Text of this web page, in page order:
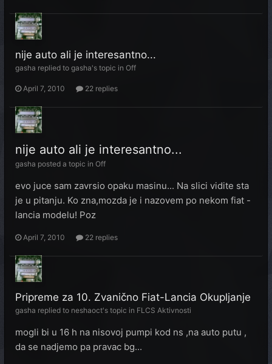
nije auto ali je interesantno...
gasha replied to gasha's topic in Off
April 7, 2010 22 replies
nije auto ali je interesantno...
gasha posted a topic in Off
evo juce sam zavrsio opaku masinu... Na slici vidite sta
je u pitanju. Ko zna,mozda je i nazovem po nekom fiat -
lancia modelu! Poz
April 7, 2010 22 replies
Pripreme za 10. Zvanično Fiat-Lancia Okupljanje
gasha replied to neshaoct's topic in FLCS Aktivnosti
mogli bi u 16 h na nisovoj pumpi kod ns ,na auto putu ,
da se nadjemo pa pravac bg...